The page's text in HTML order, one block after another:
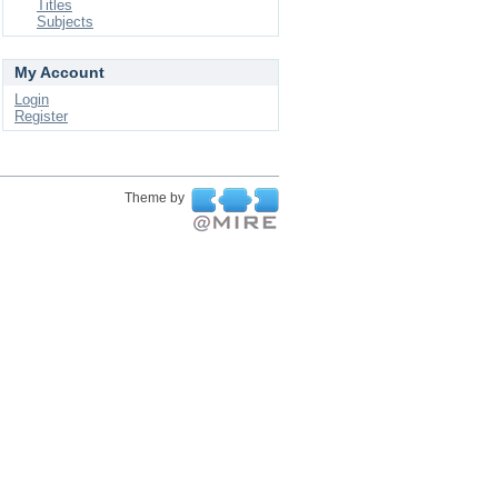
Titles
Subjects
My Account
Login
Register
Theme by